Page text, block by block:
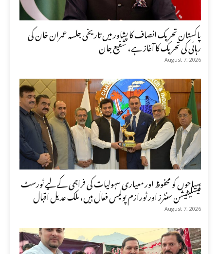
پاکستان تحریک انصاف کا پشاور میں تاریخی جلسہ عمران خان کی
رہائی کی تحریک کا آغاز ہے، شفیع جان
August 7, 2026
سیاحوں کو محفوظ اور معیاری سہولیات کی فراہمی کے لیے ٹورسٹ
فیسلیٹیشن سنٹرز اور ٹورازم پولیس فعال ہیں، ملک عدیل اقبال
August 7, 2026